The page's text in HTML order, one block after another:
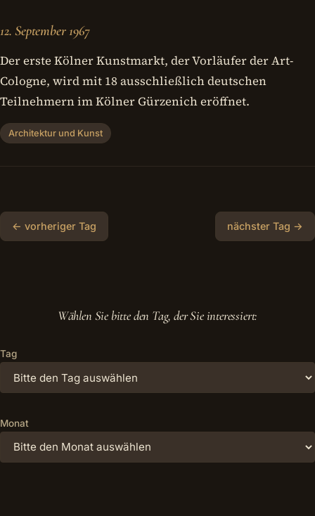
12. September 1967
Der erste Kölner Kunstmarkt, der Vorläufer der Art-
Cologne, wird mit 18 ausschließlich deutschen
Teilnehmern im Kölner Gürzenich eröffnet.
Architektur und Kunst
← vorheriger Tag nächster Tag →
Wählen Sie bitte den Tag, der Sie interessiert:
Tag
Monat